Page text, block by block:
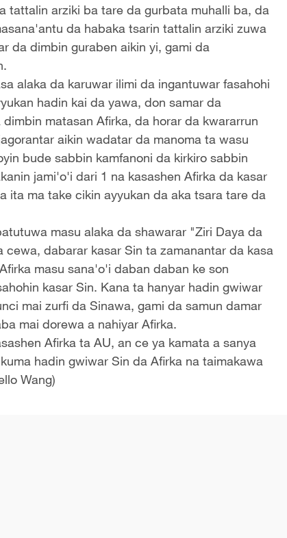
tattalin arziki ba tare da gurbata muhalli ba, da
da habaka tsarin tattalin arziki zuwa
da dimbin guraben aikin yi, gami da
alaka da karuwar ilimi da ingantuwar fasahohi
hadin kai da yawa, don samar da
matasan Afirka, da horar da kwararrun
aikin wadatar da manoma ta wasu
bude sabbin kamfanoni da kirkiro sabbin
jami'o'i dari 1 na kasashen Afirka da kasar
ita ma take cikin ayyukan da aka tsara tare da
masu alaka da shawarar "Ziri Daya da
dabarar kasar Sin ta zamanantar da kasa
masu sana'o'i daban daban ke son
kasar Sin. Kana ta hanyar hadin gwiwar
mai zurfi da Sinawa, gami da samun damar
mai dorewa a nahiyar Afirka.
Afirka ta AU, an ce ya kamata a sanya
hadin gwiwar Sin da Afirka na taimakawa
Wang)